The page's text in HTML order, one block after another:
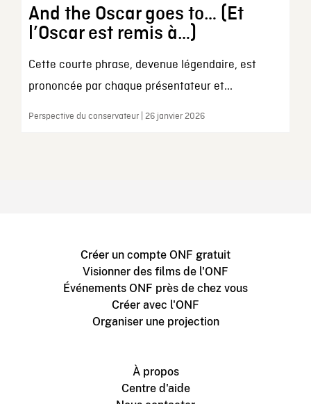
And the Oscar goes to… (Et
l’Oscar est remis à…)
Cette courte phrase, devenue légendaire, est
prononcée par chaque présentateur et...
Perspective du conservateur | 26 janvier 2026
Créer un compte ONF gratuit
Visionner des films de l'ONF
Événements ONF près de chez vous
Créer avec l'ONF
Organiser une projection
À propos
Centre d'aide